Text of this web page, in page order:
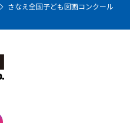
さなえ全国子ども図画コンクール